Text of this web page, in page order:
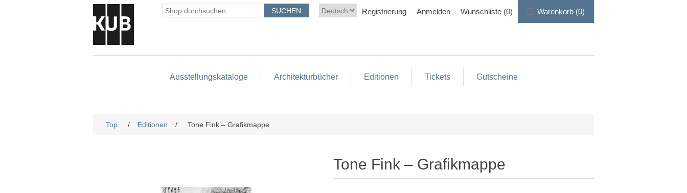
Registrierung Anmelden Wunschliste (0) Warenkorb (0)
Ausstellungskataloge Architekturbücher Editionen Tickets Gutscheine
Top / Editionen / Tone Fink – Grafikmappe
Tone Fink – Grafikmappe